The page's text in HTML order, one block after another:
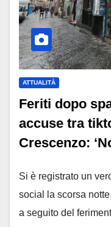
ATTUALITÀ
Feriti dopo
accuse tra
Crescenzo:
Si è registrato un
social la scorsa
a seguito del